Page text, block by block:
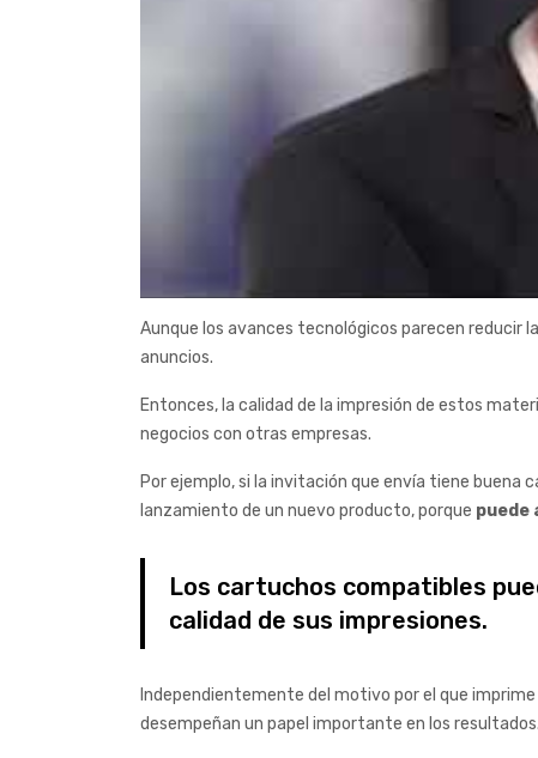
Aunque los avances tecnológicos parecen reducir
anuncios.
Entonces, la calidad de la impresión de estos
negocios con otras empresas.
Por ejemplo, si la invitación que envía tiene buena
lanzamiento de un nuevo producto, porque puede
Los cartuchos compatibles
calidad de sus impresiones.
Independientemente del motivo por el que
desempeñan un papel importante en los resultados.